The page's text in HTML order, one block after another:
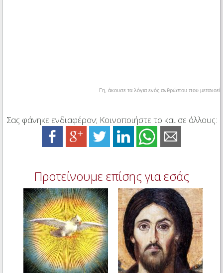
Γη, άκουσε τα λόγια ενός ανθρώπου που μετανοεί
Σας φάνηκε ενδιαφέρον; Κοινοποιήστε το και σε άλλους:
Προτείνουμε επίσης για εσάς